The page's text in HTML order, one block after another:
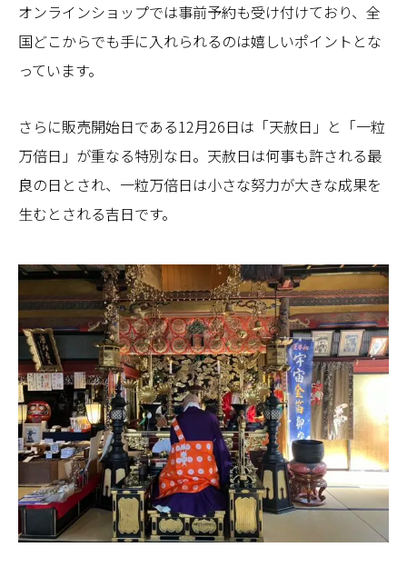
オンラインショップでは事前予約も受け付けており、全
国どこからでも手に入れられるのは嬉しいポイントとな
っています。
さらに販売開始日である12月26日は「天赦日」と「一粒
万倍日」が重なる特別な日。天赦日は何事も許される最
良の日とされ、一粒万倍日は小さな努力が大きな成果を
生むとされる吉日です。